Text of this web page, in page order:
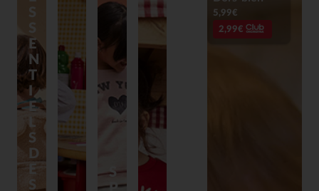
S
E
N
T
E
L
S
D
E
S
S
P
5,99€
2,99€